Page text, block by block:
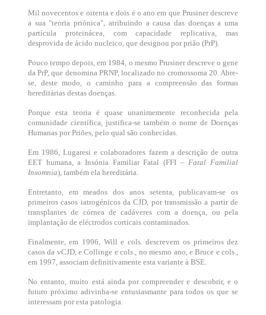
Mil novecentos e oitenta e dois é o ano em que Prusiner descreve
a sua "teoria priónica", atribuindo a causa das doenças a uma
partícula proteinácea, com capacidade replicativa, mas
desprovida de ácido nucleico, que designou por prião (PrP).
Pouco tempo depois, em 1984, o mesmo Prusiner descreve o gene
da PrP, que denomina PRNP, localizado no cromossoma 20. Abre-
se, deste modo, o caminho para a compreensão das formas
hereditárias destas doenças.
Porque esta teoria é quase unanimemente reconhecida pela
comunidade científica, justifica-se também o nome de Doenças
Humanas por Priões, pelo qual são conhecidas.
Em 1986, Lugaresi e colaboradores fazem a descrição de outra
EET humana, a Insónia Familiar Fatal (FFI –Fatal Familial
Insomnia), também ela hereditária.
Entretanto, em meados dos anos setenta, publicavam-se os
primeiros casos iatrogénicos da CJD, por transmissão a partir de
transplantes de córnea de cadáveres com a doença, ou pela
implantação de eléctrodos corticais contaminados.
Finalmente, em 1996, Will e cols. descrevem os primeiros dez
casos da vCJD, e Collinge e cols., no mesmo ano, e Bruce e cols.,
em 1997, associam definitivamente esta variante à BSE.
No entanto, muito está ainda por compreender e descobrir, e o
futuro próximo adivinha-se entusiasmante para todos os que se
interessam por esta patologia.